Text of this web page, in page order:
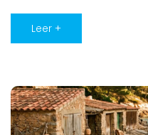
las calas más fáciles de
accesos [...]
Leer +